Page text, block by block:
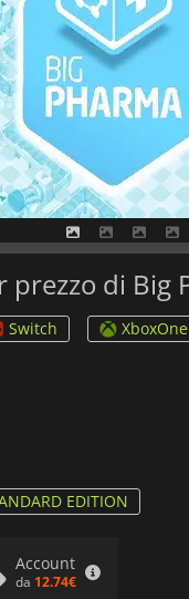
di Big
Switch XboxOne
EDITION
Account
da 12.74€